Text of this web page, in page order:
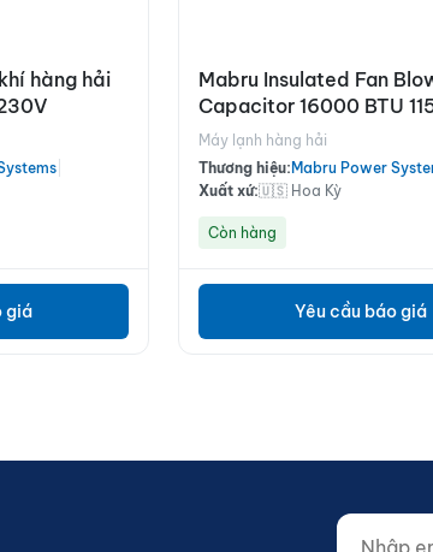
hàng hải
giá
Mabru Insulated Fan
Capacitor 16000 BTU
Máy lạnh hàng hải
Thương hiệu: Mabru Power
Xuất xứ:🇺🇸 Hoa Kỳ
Còn hàng
Yêu cầu báo giá
Nhập
Website